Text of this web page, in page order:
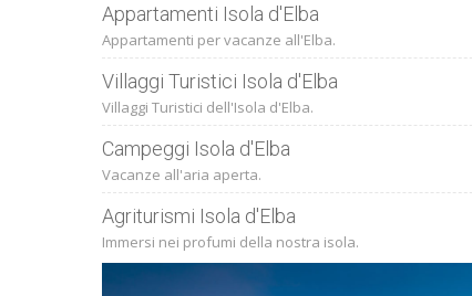
Appartamenti Isola d'Elba
Appartamenti per vacanze all'Elba.
Villaggi Turistici Isola d'Elba
Villaggi Turistici dell'Isola d'Elba.
Campeggi Isola d'Elba
Vacanze all'aria aperta.
Agriturismi Isola d'Elba
Immersi nei profumi della nostra isola.